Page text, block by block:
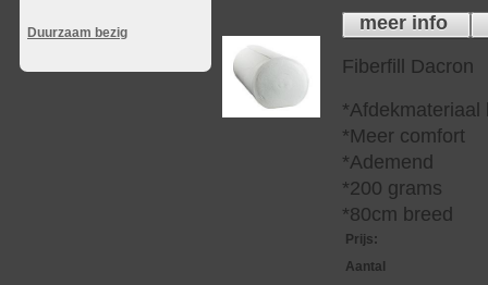
Duurzaam bezig meer info
Fiberfill Dacron
*Afdekmateriaal
*Meer comfort
*Ademend
*200 grams
*80cm breed
Prijs:
Aantal